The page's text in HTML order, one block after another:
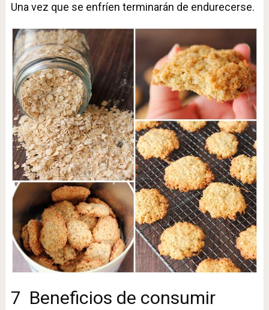
Una vez que se enfríen terminarán de endurecerse.
7 Beneficios de consumir